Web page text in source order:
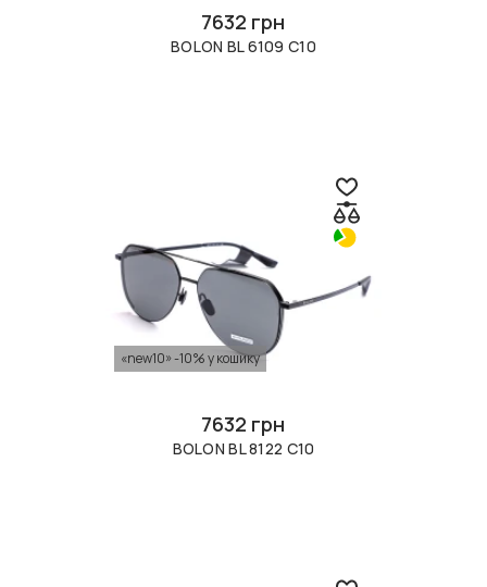
7632 грн
BOLON BL 6109 C10
«new10» -10% у кошику
7632 грн
BOLON BL 8122 C10